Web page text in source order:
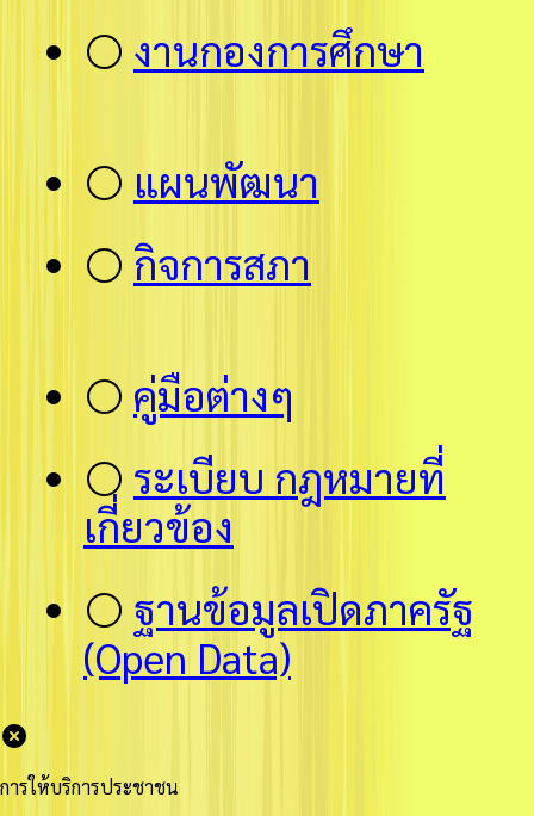
⚪ งานกองการศึกษา
⚪ แผนพัฒนา
⚪ กิจการสภา
⚪ คู่มือต่างๆ
⚪ ระเบียบ กฎหมายที่
เกี่ยวข้อง
⚪ ฐานข้อมูลเปิดภาครัฐ
(Open Data)
การให้บริการประชาชน